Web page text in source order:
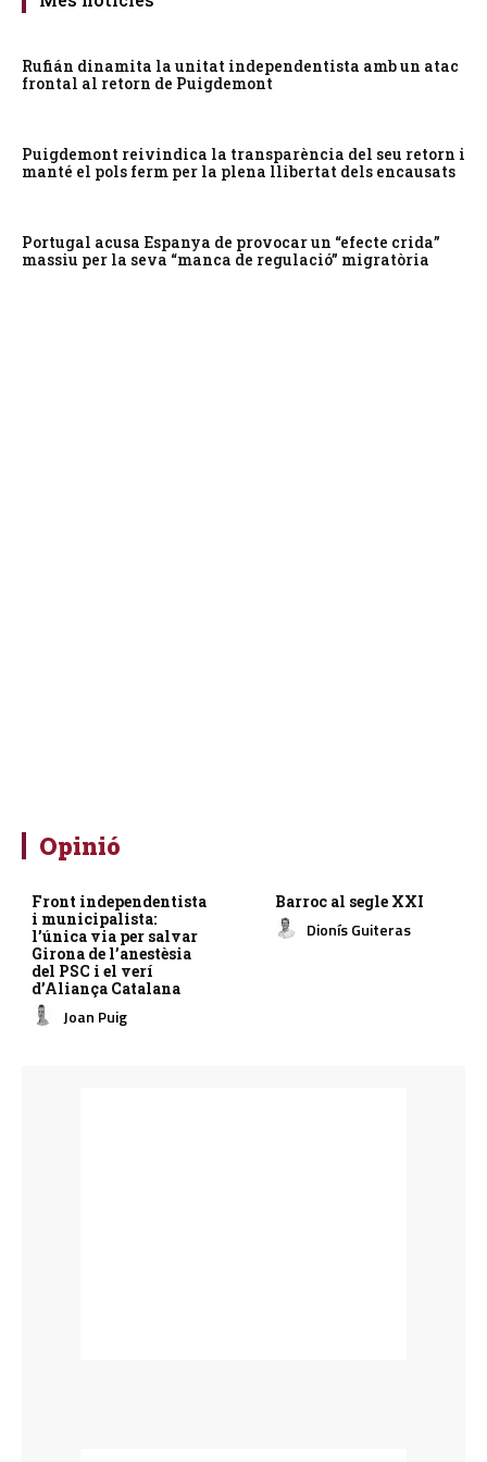
Rufián dinamita la unitat independentista amb un atac
frontal al retorn de Puigdemont
Puigdemont reivindica la transparència del seu retorn i
manté el pols ferm per la plena llibertat dels encausats
Portugal acusa Espanya de provocar un “efecte crida”
massiu per la seva “manca de regulació” migratòria
Opinió
Front independentista
i municipalista:
l’única via per salvar
Girona de l’anestèsia
del PSC i el verí
d’Aliança Catalana
Joan Puig
Barroc al segle XXI
Dionís Guiteras